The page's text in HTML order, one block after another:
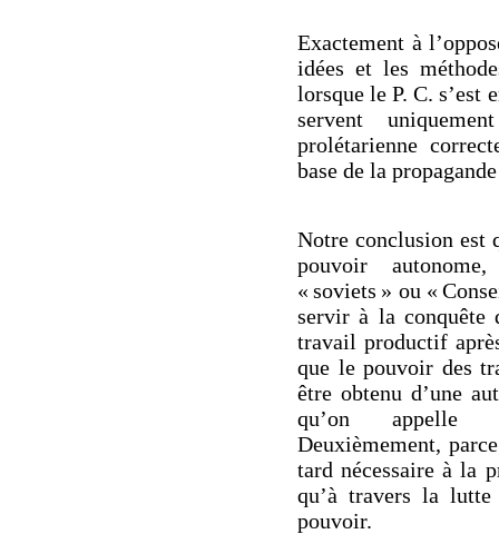
Exactement à
idées et les
lorsque le P. C. s’est
servent
prolétarienne
base de la
Notre conclusion est
pouvoir
« soviets » ou «
servir à la conquête
travail productif
que le pouvoir des
être obtenu d’une
qu’on appelle
Deuxièmement,
tard nécessaire à la
qu’à travers la
pouvoir.